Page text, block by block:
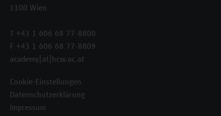
1100 Wien
T +43 1 606 68 77-8800
F +43 1 606 68 77-8809
academy[at]hcw.ac.at
Cookie-Einstellungen
Datenschutzerklärung
Impressum